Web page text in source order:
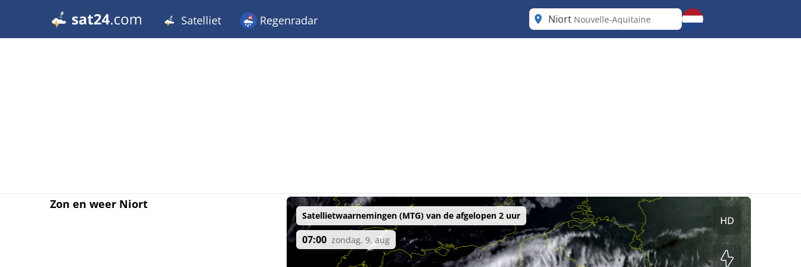
Satelliet Regenradar Niort Nouvelle-Aquitaine
Zon en weer Niort
Satellietwaarnemingen (MTG) van de afgelopen 2 uur
07:00 zondag, 9. aug